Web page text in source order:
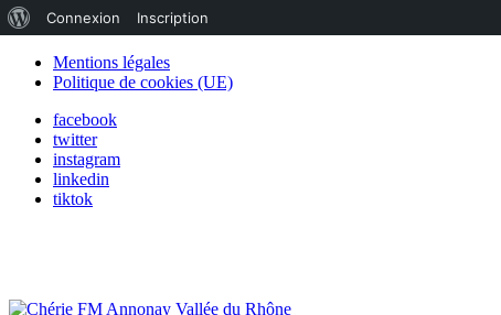
Mentions légales
Politique de cookies (UE)
facebook
twitter
instagram
linkedin
tiktok
de
WordPress
Connexion Inscription